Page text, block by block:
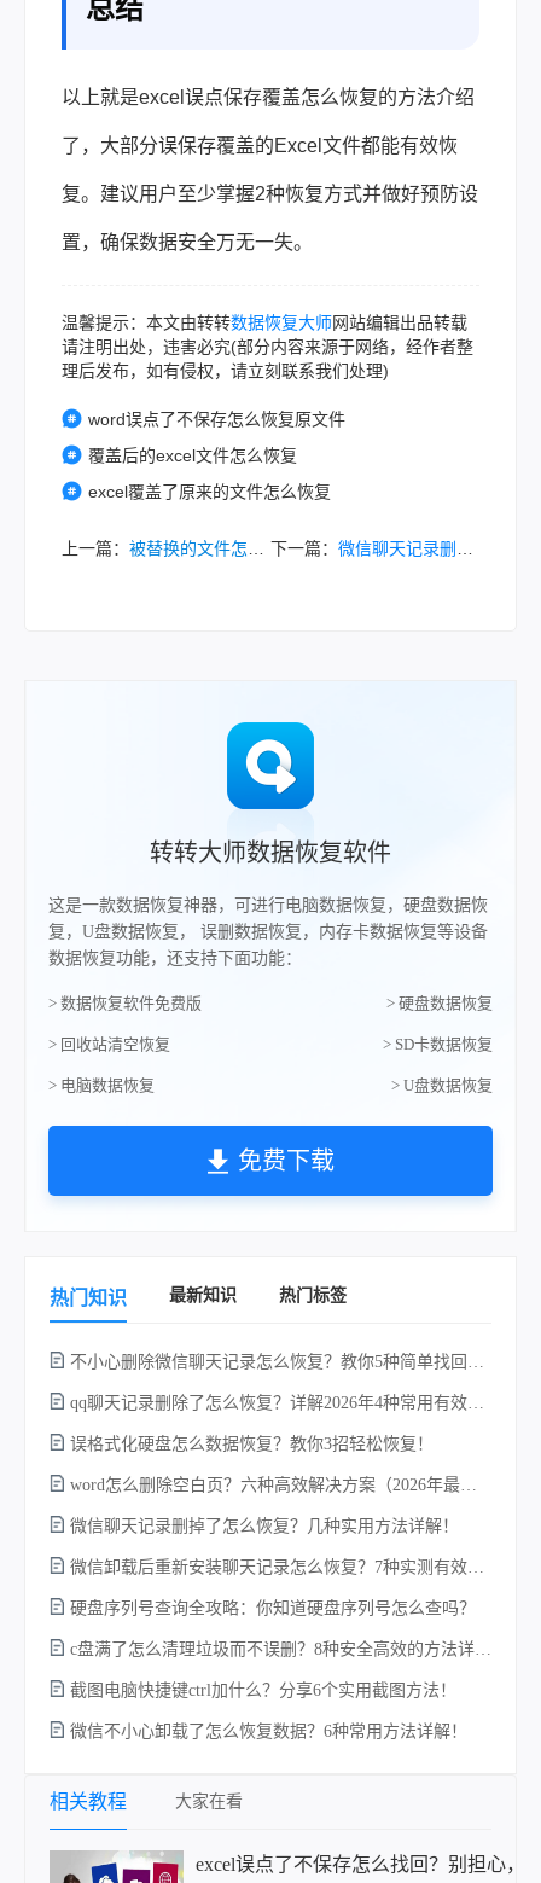
总结
以上就是excel误点保存覆盖怎么恢复的方法介绍
了，大部分误保存覆盖的Excel文件都能有效恢
复。建议用户至少掌握2种恢复方式并做好预防设
置，确保数据安全万无一失。
温馨提示：本文由转转数据恢复大师网站编辑出品转载
请注明出处，违害必究(部分内容来源于网络，经作者整
理后发布，如有侵权，请立刻联系我们处理)
word误点了不保存怎么恢复原文件
覆盖后的excel文件怎么恢复
excel覆盖了原来的文件怎么恢复
上一篇： 被替换的文件怎么恢复到原来的？6种实用方法详解！ 下一篇： 微信聊天记录删掉了怎么恢复？5大方法帮你找回珍贵对话！
转转大师数据恢复软件
这是一款数据恢复神器，可进行电脑数据恢复，硬盘数据恢
复，U盘数据恢复， 误删数据恢复，内存卡数据恢复等设备
数据恢复功能，还支持下面功能：
> 数据恢复软件免费版 > 硬盘数据恢复
> 回收站清空恢复 > SD卡数据恢复
> 电脑数据恢复 > U盘数据恢复
免费下载
热门知识 最新知识 热门标签
误格式化硬盘怎么数据恢复？教你3招轻松恢复！
微信聊天记录删掉了怎么恢复？几种实用方法详解！
硬盘序列号查询全攻略：你知道硬盘序列号怎么查吗？
截图电脑快捷键ctrl加什么？分享6个实用截图方法！
微信不小心卸载了怎么恢复数据？6种常用方法详解！
相关教程 大家在看
excel误点了不保存怎么找回？别担心，